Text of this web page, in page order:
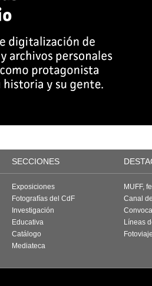
SECCIONES
Exposiciones
Fotografías del CdF
Investigación
Educativa
Catálogo
Mediateca
MUFF,
Canal
Líneas